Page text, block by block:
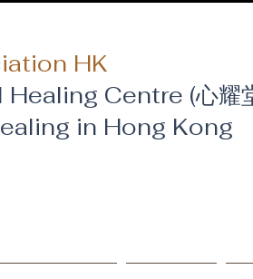
HK
Centre (心耀
in Hong Kong